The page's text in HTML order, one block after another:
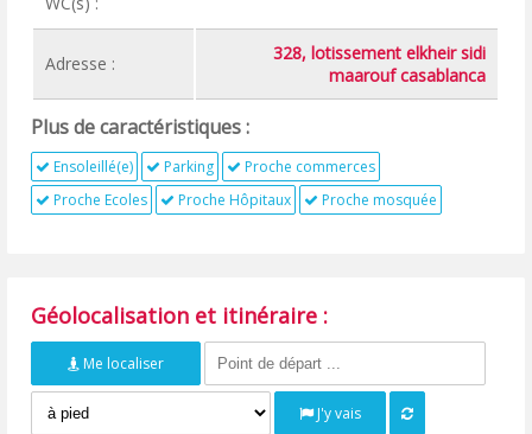
Adresse :
328, lotissement elkheir sidi
maarouf casablanca
Plus de caractéristiques :
Ensoleillé(e) Parking
Proche commerces
Proche Ecoles
Proche Hôpitaux Proche mosquée
Géolocalisation et itinéraire :
Me localiser
J'y vais